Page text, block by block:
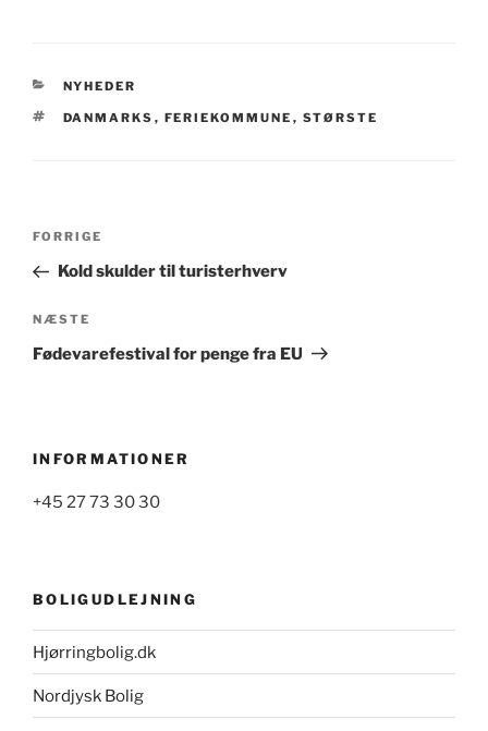
KATEGORIER
NYHEDER
TAGS
DANMARKS , FERIEKOMMUNE , STØRSTE
Indlægsnavigation
Forrige
indlæg
FORRIGE
Kold skulder til turisterhverv
Næste
indlæg
NÆSTE
Fødevarefestival for penge fra EU
INFORMATIONER
+45 27 73 30 30
BOLIGUDLEJNING
Hjørringbolig.dk
Nordjysk Bolig